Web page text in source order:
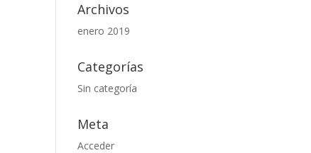
Archivos
enero 2019
Categorías
Sin categoría
Meta
Acceder